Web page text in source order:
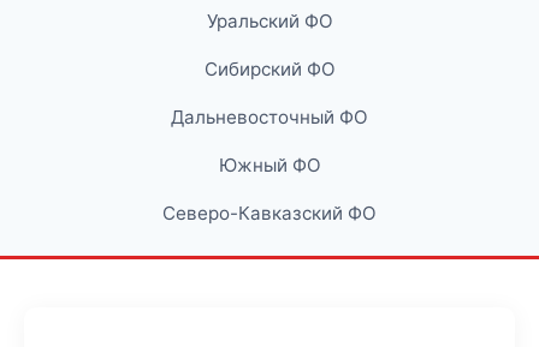
Уральский ФО
Сибирский ФО
Дальневосточный ФО
Южный ФО
Северо-Кавказский ФО